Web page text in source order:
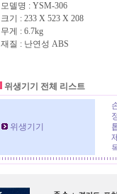
모델명 : YSM-306
크기 : 233 X 523 X 208
무게 : 6.7kg
재질 : 난연성 ABS
위생기기 전체 리스트
위생기기